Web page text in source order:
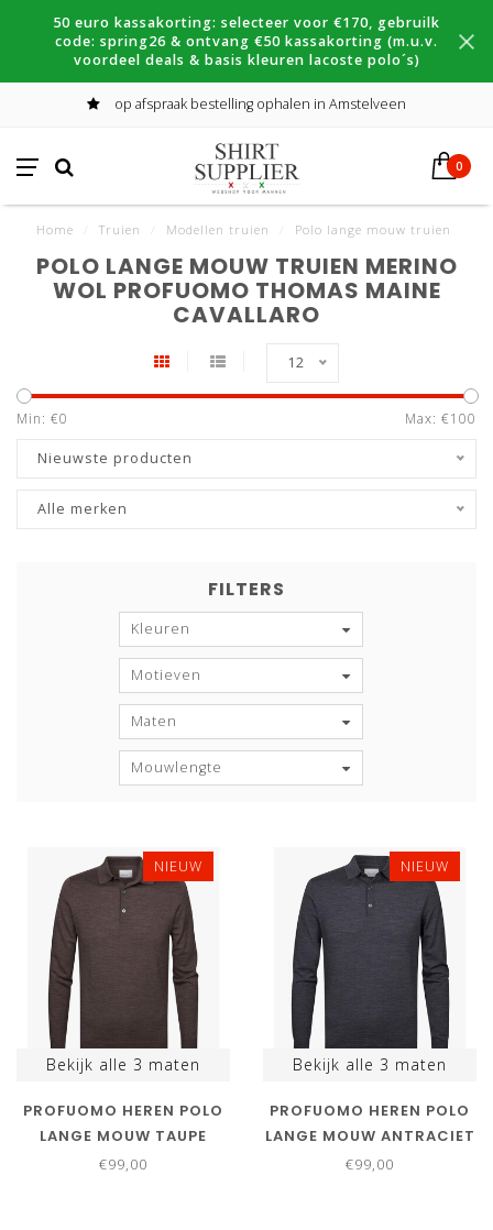
50 euro kassakorting: selecteer voor €170, gebruilk
code: spring26 & ontvang €50 kassakorting (m.u.v.
voordeel deals & basis kleuren lacoste polo´s)
op afspraak bestelling ophalen in Amstelveen
0
Home Truien Modellen truien Polo lange mouw truien
POLO LANGE MOUW TRUIEN MERINO
WOL PROFUOMO THOMAS MAINE
CAVALLARO
12
Min: €0 Max: €100
Nieuwste producten
Alle merken
FILTERS
Kleuren
Motieven
Maten
Mouwlengte
NIEUW
Bekijk alle 3 maten
PROFUOMO HEREN POLO
LANGE MOUW TAUPE
BRUIN MELANGE MERINO
€99,00
NIEUW
Bekijk alle 3 maten
PROFUOMO HEREN POLO
LANGE MOUW ANTRACIET
GRIJS MERINO WOL
€99,00